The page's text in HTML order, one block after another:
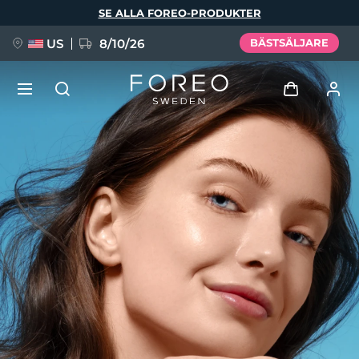
SE ALLA FOREO-PRODUKTER
US 8/10/26 BÄSTSÄLJARE
Logga in
Användarprofil
Mina enheter
Mina beställningar
Mina adresser
Mina prenumerationer
FAQ™ Pure Beauty-Tech Elixir
BREAKING NEWS
issa™ Teeth Whitening Set
Språk
English Deutsch
Español
Français
Português
Polski
Русский
Türkçe
简体中文 繁體中文